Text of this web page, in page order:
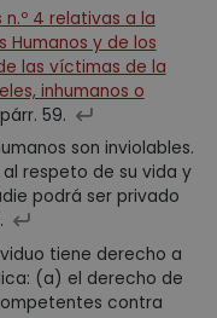
4 relativas a la
Humanos y de los
las víctimas de la
inhumanos o
59.
son inviolables.
respeto de su vida y
podrá ser privado
tiene derecho a
(a) el derecho de
contra